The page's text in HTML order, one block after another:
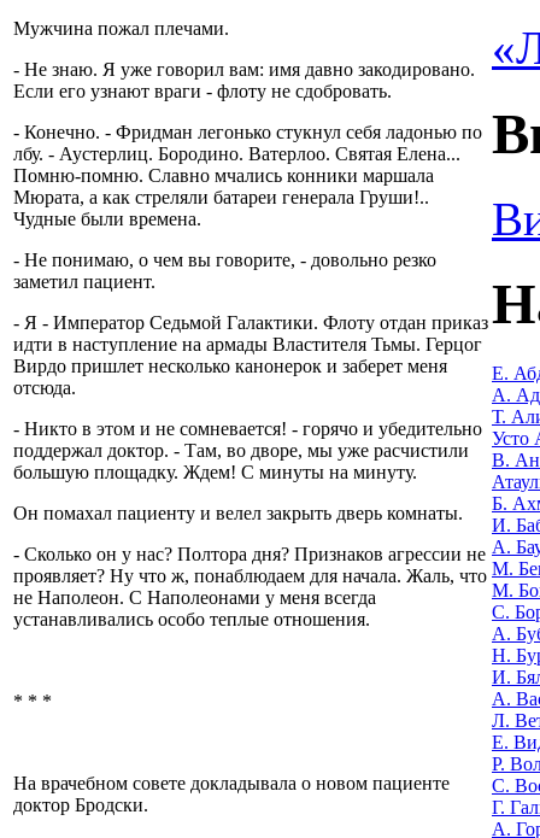
Мужчина пожал плечами.
- Не знаю. Я уже говорил вам: имя давно закодировано.
Если его узнают враги - флоту не сдобровать.
- Конечно. - Фридман легонько стукнул себя ладонью по
лбу. - Аустерлиц. Бородино. Ватерлоо. Святая Елена...
Помню-помню. Славно мчались конники маршала
Мюрата, а как стреляли батареи генерала Груши!..
Чудные были времена.
- Не понимаю, о чем вы говорите, - довольно резко
заметил пациент.
- Я - Император Седьмой Галактики. Флоту отдан приказ
идти в наступление на армады Властителя Тьмы. Герцог
Вирдо пришлет несколько канонерок и заберет меня
отсюда.
- Никто в этом и не сомневается! - горячо и убедительно
поддержал доктор. - Там, во дворе, мы уже расчистили
большую площадку. Ждем! С минуты на минуту.
Он помахал пациенту и велел закрыть дверь комнаты.
- Сколько он у нас? Полтора дня? Признаков агрессии не
проявляет? Ну что ж, понаблюдаем для начала. Жаль, что
не Наполеон. С Наполеонами у меня всегда
устанавливались особо теплые отношения.
* * *
На врачебном совете докладывала о новом пациенте
доктор Бродски.
Е.
А.
Т.
Усто
В.
Б.
И.
А.
М.
М.
С.
А.
Н.
И.
А.
Л.
Е.
Р.
С.
Г.
А.